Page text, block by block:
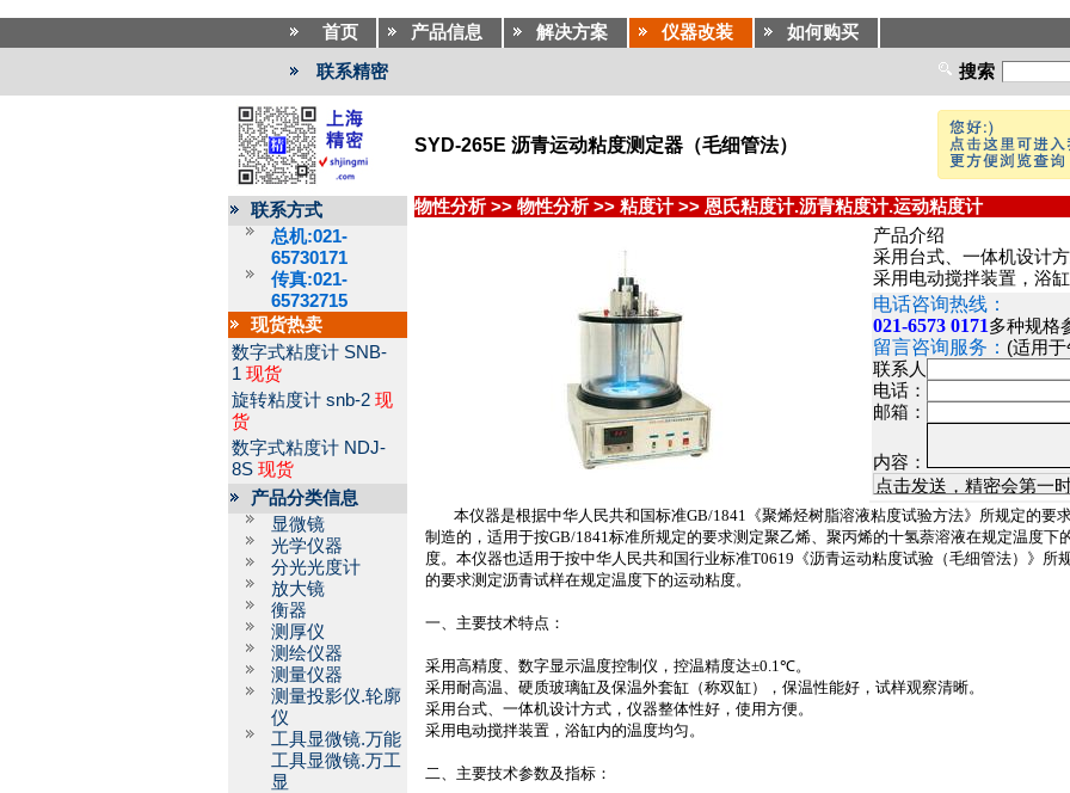
首页 产品信息 解决方案 仪器改装 如何购买
联系精密 搜索
SYD-265E 沥青运动粘度测定器（毛细管法）
联系方式
总机:021-
65730171
传真:021-
65732715
现货热卖
数字式粘度计 SNB-
1 现货
旋转粘度计 snb-2 现
货
数字式粘度计 NDJ-
8S 现货
产品分类信息
显微镜
光学仪器
分光光度计
放大镜
衡器
测厚仪
测绘仪器
测量仪器
测量投影仪.轮廓
仪
工具显微镜.万能
工具显微镜.万工
显
物性分析 >> 物性分析 >> 粘度计>> 恩氏粘度计.沥青粘度计.运动粘度计
产品介绍
采用台式、一体机设计
采用电动搅拌装置，浴缸
电话咨询热线：
021-6573 0171多种规格
留言咨询服务： (适用
联系人
电话：
邮箱：
内容：
本仪器是根据中华人民共和国标准GB/1841 《聚烯烃树脂溶液粘度试验方法》所规定的要
制造的，适用于按GB/1841标准所规定的要求测定聚乙烯、聚丙烯的十氢萘溶液在规定温度下
度。本仪器也适用于按中华人民共和国行业标准T0619 《沥青运动粘度试验（毛细管法）》所
的要求测定沥青试样在规定温度下的运动粘度。
一、主要技术特点：
采用高精度、数字显示温度控制仪，控温精度达±0.1℃。
采用耐高温、硬质玻璃缸及保温外套缸（称双缸），保温性能好，试样观察清晰。
采用台式、一体机设计方式，仪器整体性好，使用方便。
采用电动搅拌装置，浴缸内的温度均匀。
二、主要技术参数及指标：